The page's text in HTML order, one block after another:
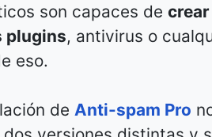
son capaces de
plugins, antivirus o
eso.
de Anti-spam Pro